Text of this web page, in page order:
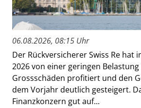
06.08.2026, 08:15 Uhr
Der Rückversicherer Swiss Re hat
2026 von einer geringen
Grossschäden profitiert und den
dem Vorjahr deutlich gesteigert.
Finanzkonzern gut auf...